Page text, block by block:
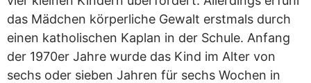
das Mädchen körperliche Gewalt erstmals durch
einen katholischen Kaplan in der Schule. Anfang
der 1970er Jahre wurde das Kind im Alter von
sechs oder sieben Jahren für sechs Wochen in